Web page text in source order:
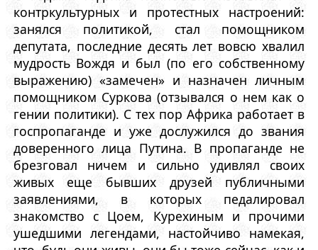
контркультурных и протестных настроений:
занялся политикой, стал помощником
депутата, последние десять лет вовсю хвалил
мудрость Вождя и был (по его собственному
выражению) «замечен» и назначен личным
помощником Суркова (отзывался о нем как о
гении политики). С тех пор Африка работает в
госпропаганде и уже дослужился до звания
доверенного лица Путина. В пропаганде не
брезговал ничем и сильно удивлял своих
живых еще бывших друзей публичными
заявлениями, в которых педалировал
знакомство с Цоем, Курехиным и прочими
ушедшими легендами, настойчиво намекая,